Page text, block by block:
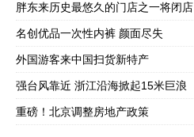
胖东来历史最悠久的门店之一将闭店
名创优品一次性内裤 颜面尽失
外国游客来中国扫货新特产
强台风靠近 浙江沿海掀起15米巨浪
重磅！北京调整房地产政策